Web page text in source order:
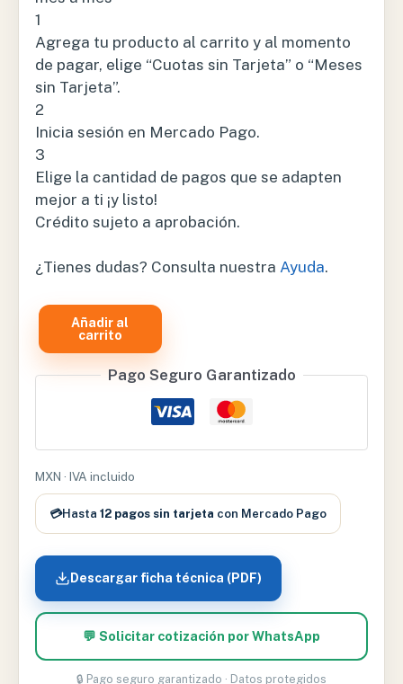
1
Agrega tu producto al carrito y al momento
de pagar, elige “Cuotas sin Tarjeta” o “Meses
sin Tarjeta”.
2
Inicia sesión en Mercado Pago.
3
Elige la cantidad de pagos que se adapten
mejor a ti ¡y listo!
Crédito sujeto a aprobación.
¿Tienes dudas? Consulta nuestra Ayuda.
BIOMBO
3
–
BM3
cantidad
Añadir al
carrito
Pago Seguro Garantizado
MXN · IVA incluido
💳Hasta 12 pagos sin tarjeta con Mercado Pago
Descargar ficha técnica (PDF)
💬 Solicitar cotización por WhatsApp
🔒 Pago seguro garantizado · Datos protegidos